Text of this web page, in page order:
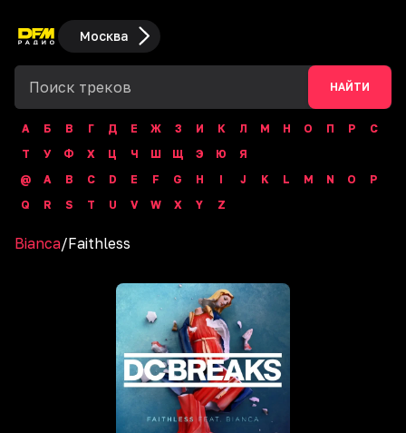
Москва
НАЙТИ
А Б В Г Д Е Ж З И К Л М Н О П Р
С
Т
У Ф Х Ц Ч Ш Щ Э Ю
Я
@
A B C D E F G H I J K L M N O
P
Q
R S T U V W X Y Z
Bianca/Faithless